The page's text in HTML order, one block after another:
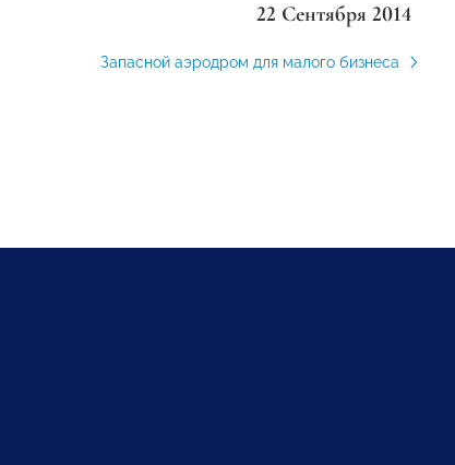
22 Сентября 2014
Запасной аэродром для малого бизнеса